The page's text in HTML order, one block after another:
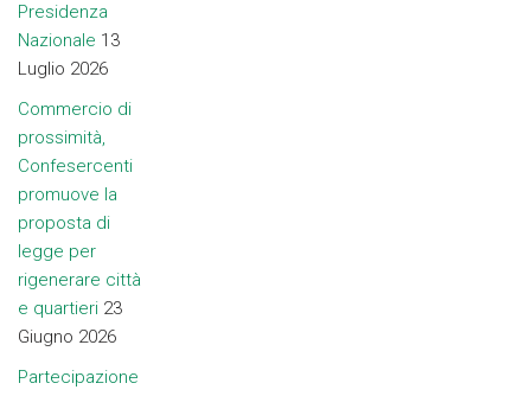
Presidenza
Nazionale 13
Luglio 2026
Commercio di
prossimità,
Confesercenti
promuove la
proposta di
legge per
rigenerare città
e quartieri 23
Giugno 2026
Partecipazione